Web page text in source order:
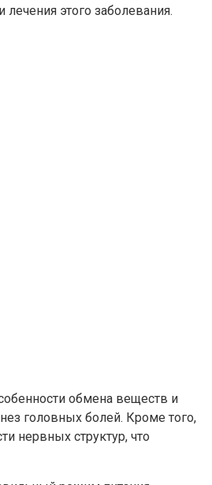
этого заболевания.
обмена веществ и
головных болей. Кроме того,
нервных структур, что